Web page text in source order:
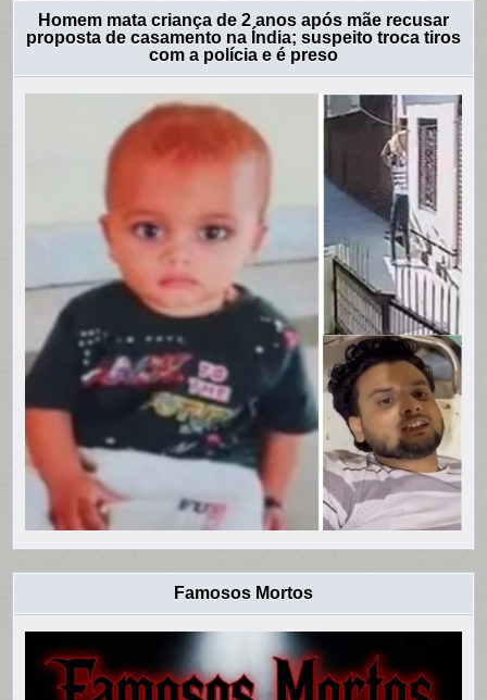
Homem mata criança de 2 anos após mãe recusar
proposta de casamento na Índia; suspeito troca tiros
com a polícia e é preso
Famosos Mortos